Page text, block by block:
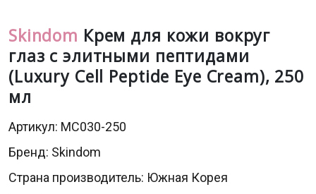
Skindom Крем для кожи вокруг
глаз с элитными пептидами
(Luxury Cell Peptide Eye Cream), 250
мл
Артикул: MC030-250
Бренд: Skindom
Страна производитель: Южная Корея